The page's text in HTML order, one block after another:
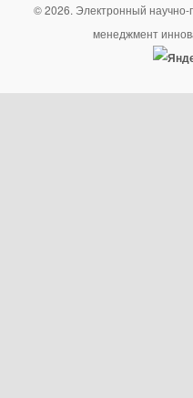
© 2026. Электронный научно-
менеджмент